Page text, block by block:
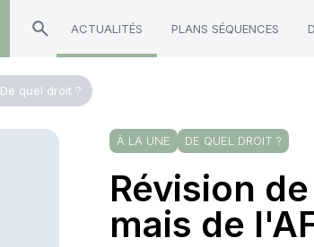
ACTUALITÉS PLANS SÉQUENCES
De quel droit ?
À LA UNE DE QUEL DROIT ?
Révision
mais de